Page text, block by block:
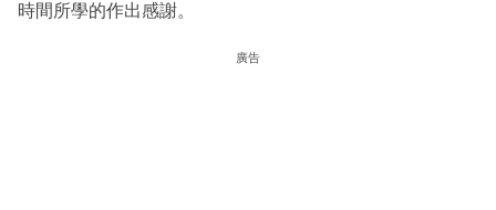
時間所學的作出感謝。
廣告